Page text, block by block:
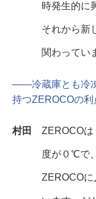
時発生的に
それから新
関わってい
――冷蔵庫とも冷
持つZEROCOの利
村田 ZEROCOは
度が０℃で
ZEROCOに